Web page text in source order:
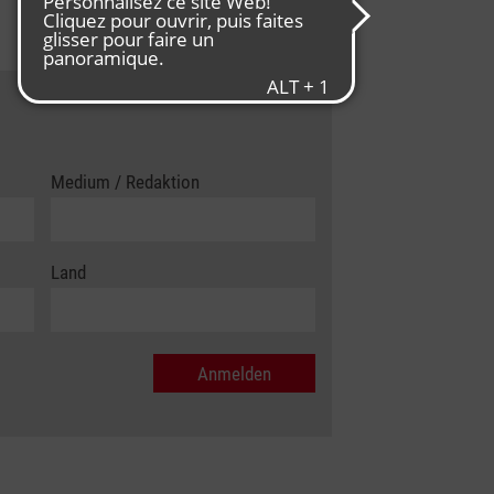
Medium / Redaktion
Land